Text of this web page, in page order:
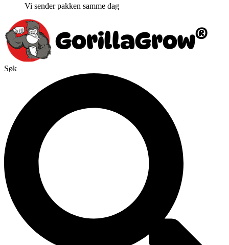
Vi sender pakken samme dag
Søk